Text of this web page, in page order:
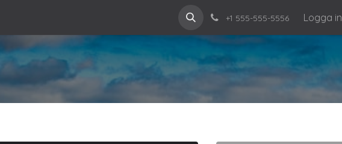
+1 555-555-5556 Logga in